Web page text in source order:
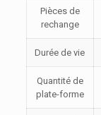
Pièces de
rechange
Durée de vie
Quantité de
plate-forme